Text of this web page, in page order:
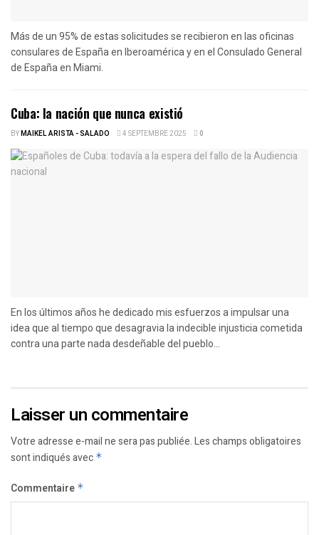
Más de un 95% de estas solicitudes se recibieron en las oficinas
consulares de España en Iberoamérica y en el Consulado General
de España en Miami.
Cuba: la nación que nunca existió
BYMAIKEL ARISTA - SALADO 4 SEPTEMBRE 2025 0
En los últimos años he dedicado mis esfuerzos a impulsar una
idea que al tiempo que desagravia la indecible injusticia cometida
contra una parte nada desdeñable del pueblo...
Laisser un commentaire
Votre adresse e-mail ne sera pas publiée.Les champs obligatoires
sont indiqués avec *
Commentaire *